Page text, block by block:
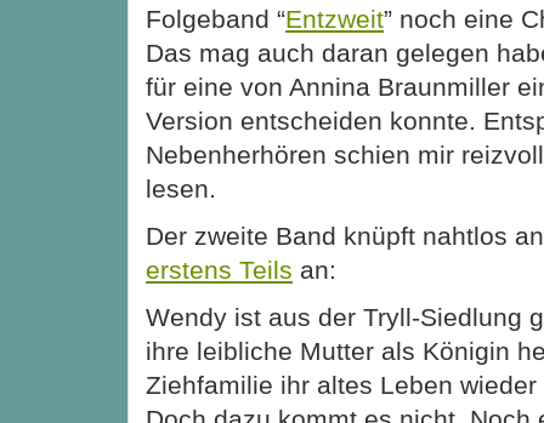
Folgeband “Entzweit” noch eine
Das mag auch daran gelegen
für eine von Annina Braunmiller
Version entscheiden konnte.
Nebenherhören schien mir
lesen.
Der zweite Band knüpft nahtlos
erstens Teils an:
Wendy ist aus der Tryll-Siedlung
ihre leibliche Mutter als Königin
Ziehfamilie ihr altes Leben